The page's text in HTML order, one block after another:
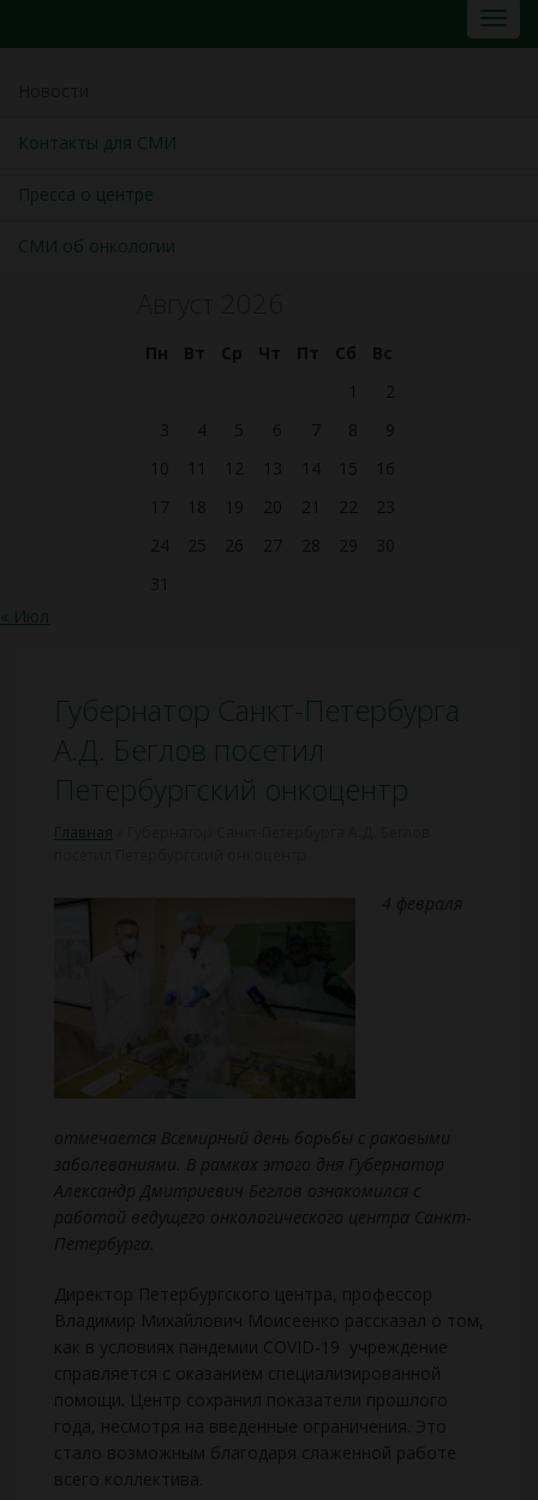
Контакты для СМИ
Пресса о центре
СМИ об онкологии
Пн Вт Ср Чт Пт Сб
Вс
1
2
3
4 5 6 7 8
9
10
11 12 13 14 15
16
17
18 19 20 21 22
23
24
25 26 27 28 29
30
31
« Июл
Губернатор Санкт-Петербурга
А.Д. Беглов посетил
Петербургский онкоцентр
Главная
4 февраля
отмечается Всемирный день борьбы с раковыми
заболеваниями. В рамках этого дня Губернатор
Александр Дмитриевич Беглов ознакомился с
работой ведущего онкологического центра Санкт-
Петербурга.
Директор Петербургского центра, профессор
Владимир Михайлович Моисеенко рассказал о том,
как в условиях пандемии COVID-19 учреждение
справляется с оказанием специализированной
помощи. Центр сохранил показатели прошлого
года, несмотря на введенные ограничения. Это
стало возможным благодаря слаженной работе
всего коллектива.